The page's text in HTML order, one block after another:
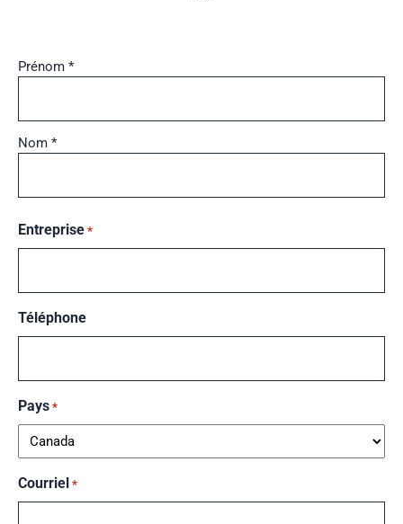
Nom
Prénom *
Nom *
Entreprise *
Téléphone
Pays *
Courriel *